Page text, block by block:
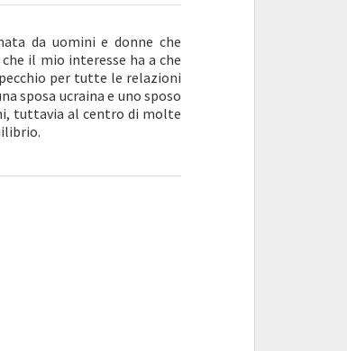
da uomini e donne che
il mio interesse ha a che
per tutte le relazioni
sposa ucraina e uno sposo
tuttavia al centro di molte